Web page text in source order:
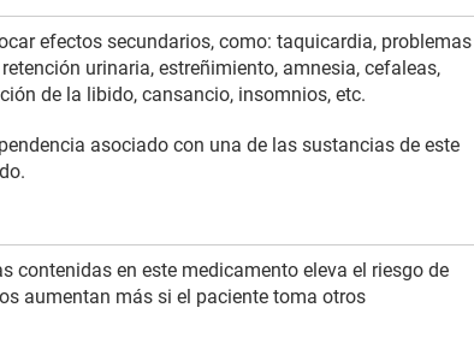
efectos secundarios, como: taquicardia, problemas
urinaria, estreñimiento, amnesia, cefaleas,
de la libido, cansancio, insomnios, etc.
asociado con una de las sustancias de este
contenidas en este medicamento eleva el riesgo de
aumentan más si el paciente toma otros